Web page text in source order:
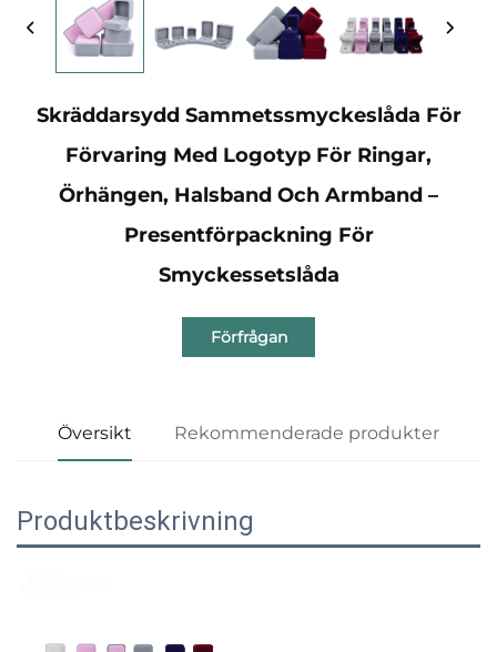
Skräddarsydd Sammetssmyckeslåda För
Förvaring Med Logotyp För Ringar,
Örhängen, Halsband Och Armband –
Presentförpackning För
Smyckessetslåda
Förfrågan
Översikt Rekommenderade produkter
Produktbeskrivning